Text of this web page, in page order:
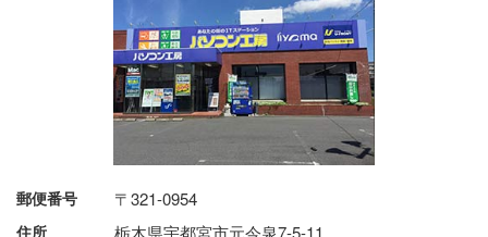
郵便番号 〒321-0954
住所 栃木県宇都宮市元今泉7-5-11